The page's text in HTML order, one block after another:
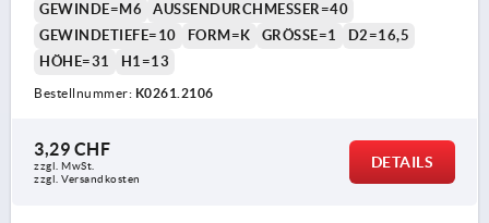
GEWINDE=M6
AUSSENDURCHMESSER=40
GEWINDETIEFE=10
FORM=K GRÖSSE=1
D2=16,5
HÖHE=31
H1=13
Bestellnummer: K0261.2106
3,29 CHF
zzgl. MwSt.
zzgl. Versandkosten
DETAILS